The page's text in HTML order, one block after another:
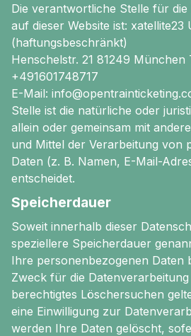
Die verantwortliche Stelle für
auf dieser Website ist: xatellite23
(haftungsbeschränkt)
Henschelstr. 21 81249 München
+491601748717
E-Mail:
Stelle ist die natürliche oder
allein oder gemeinsam mit
und Mittel der Verarbeitung von
Daten (z. B. Namen, E-Mail-
entscheidet.
Speicherdauer
Soweit innerhalb dieser
speziellere Speicherdauer
Ihre personenbezogenen Daten
Zweck für die
berechtigtes Löschersuchen
eine Einwilligung zur
werden Ihre Daten gelöscht,